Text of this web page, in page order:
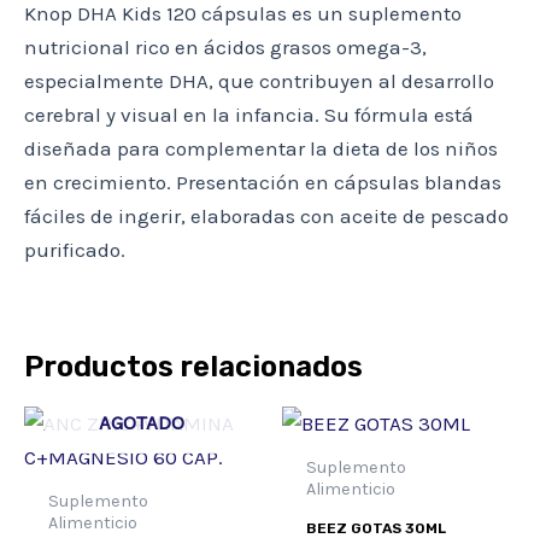
Knop DHA Kids 120 cápsulas es un suplemento
nutricional rico en ácidos grasos omega-3,
especialmente DHA, que contribuyen al desarrollo
cerebral y visual en la infancia. Su fórmula está
diseñada para complementar la dieta de los niños
en crecimiento. Presentación en cápsulas blandas
fáciles de ingerir, elaboradas con aceite de pescado
purificado.
Productos relacionados
AGOTADO
Suplemento
Alimenticio
Suplemento
Alimenticio
BEEZ GOTAS 30ML